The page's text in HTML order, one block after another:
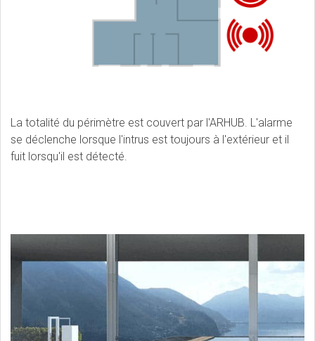
La totalité du périmètre est couvert par l'ARHUB. L'alarme
se déclenche lorsque l'intrus est toujours à l'extérieur et il
fuit lorsqu'il est détecté.